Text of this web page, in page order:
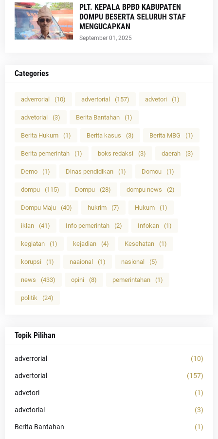
PLT. KEPALA BPBD KABUPATEN
DOMPU BESERTA SELURUH STAF
MENGUCAPKAN
September 01, 2025
Categories
adverrorial (10) advertorial (157) advetori (1)
advetorial (3) Berita Bantahan (1)
Berita Hukum (1) Berita kasus (3) Berita MBG (1)
Berita pemerintah (1) boks redaksi (3) daerah (3)
Demo (1) Dinas pendidikan (1) Domou (1)
dompu (115) Dompu (28) dompu news (2)
Dompu Maju (40) hukrim (7) Hukum (1)
iklan (41) Info pemerintah (2) Infokan (1)
kegiatan (1) kejadian (4) Kesehatan (1)
korupsi (1) naaional (1) nasional (5)
news (433) opini (8) pemerintahan (1)
politik (24)
Topik Pilihan
adverrorial (10)
advertorial (157)
advetori (1)
advetorial (3)
Berita Bantahan (1)